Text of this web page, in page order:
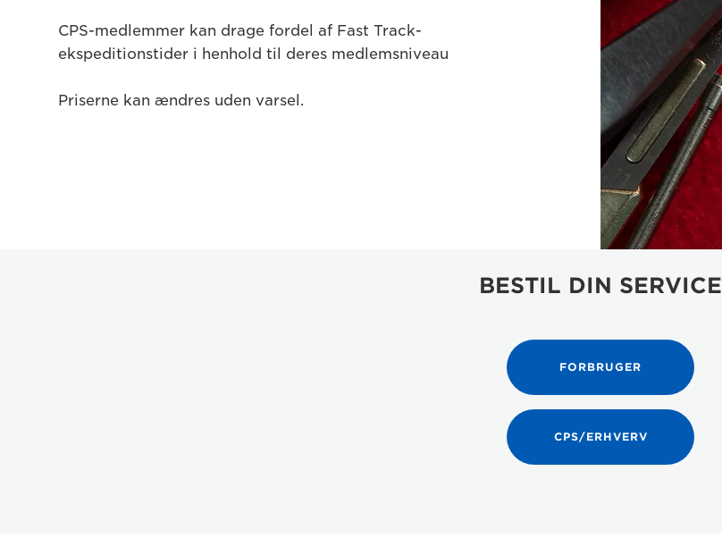
CPS-medlemmer kan drage fordel af Fast Track-
ekspeditionstider i henhold til deres medlemsniveau
Priserne kan ændres uden varsel.
BESTIL DIN SERVICE
FORBRUGER
CPS/ERHVERV